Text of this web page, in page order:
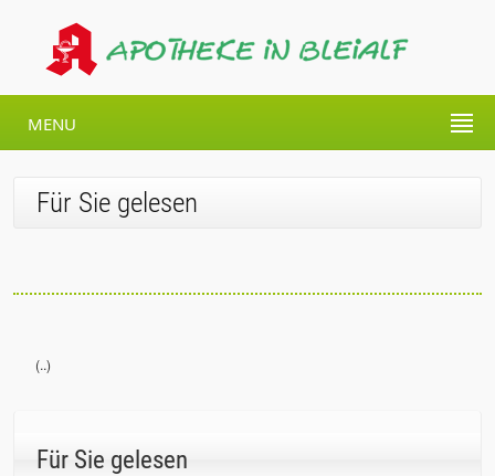
MENU
Für Sie gelesen
(..)
Für Sie gelesen